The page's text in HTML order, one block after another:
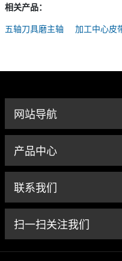
相关产品：
五轴刀具磨主轴
加工中心皮
网站导航
产品中心
联系我们
扫一扫关注我们